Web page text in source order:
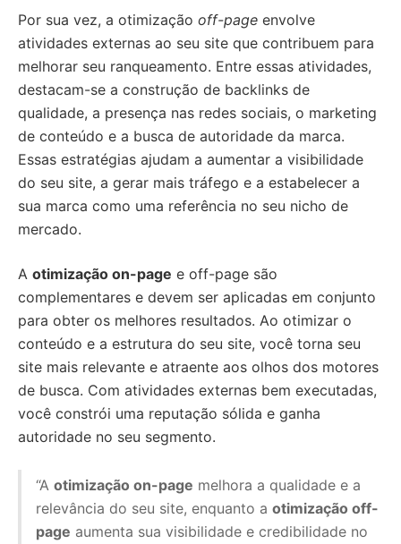
Por sua vez, a otimização off-page envolve
atividades externas ao seu site que contribuem para
melhorar seu ranqueamento. Entre essas atividades,
destacam-se a construção de backlinks de
qualidade, a presença nas redes sociais, o marketing
de conteúdo e a busca de autoridade da marca.
Essas estratégias ajudam a aumentar a visibilidade
do seu site, a gerar mais tráfego e a estabelecer a
sua marca como uma referência no seu nicho de
mercado.
A otimização on-page e off-page são
complementares e devem ser aplicadas em conjunto
para obter os melhores resultados. Ao otimizar o
conteúdo e a estrutura do seu site, você torna seu
site mais relevante e atraente aos olhos dos motores
de busca. Com atividades externas bem executadas,
você constrói uma reputação sólida e ganha
autoridade no seu segmento.
“A otimização on-page melhora a qualidade e a
relevância do seu site, enquanto a otimização off-
page aumenta sua visibilidade e credibilidade no